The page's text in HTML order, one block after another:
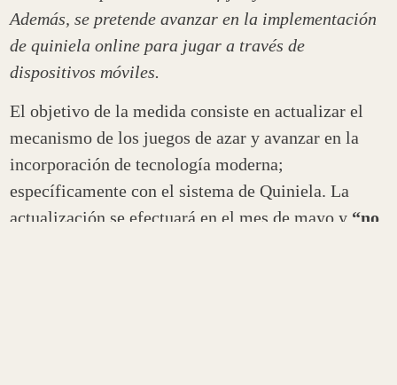
Además, se pretende avanzar en la implementación
de quiniela online para jugar a través de
dispositivos móviles.
El objetivo de la medida consiste en actualizar el
mecanismo de los juegos de azar y avanzar en la
incorporación de tecnología moderna;
específicamente con el sistema de Quiniela. La
actualización se efectuará en el mes de mayo y “no